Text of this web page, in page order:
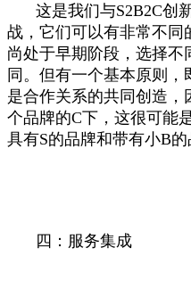
这是我们与S2B2C创
战，它们可以有非常不同
尚处于早期阶段，选择不
同。但有一个基本原则
是合作关系的共同创造，
个品牌的C下，这很可能
具有S的品牌和带有小B的
四：服务集成